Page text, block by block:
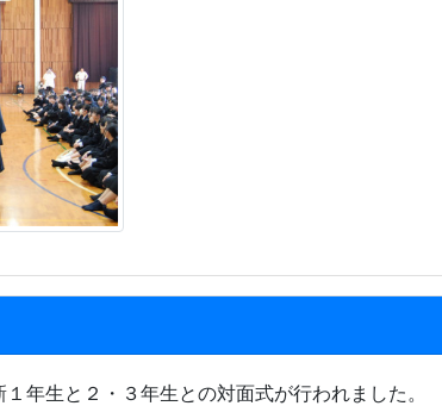
１年生と２・３年生との対面式が行われました。